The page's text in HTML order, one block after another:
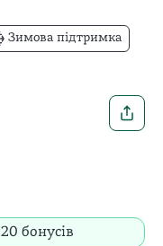
Зимова підтримка
20 бонусів